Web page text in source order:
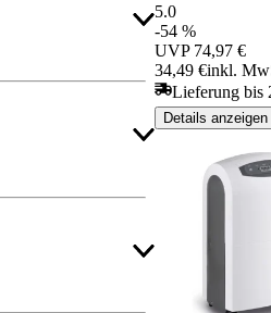
5.0
-54 %
UVP 74,97 €
34,49 €inkl.
Lieferung bis
Details anzeigen